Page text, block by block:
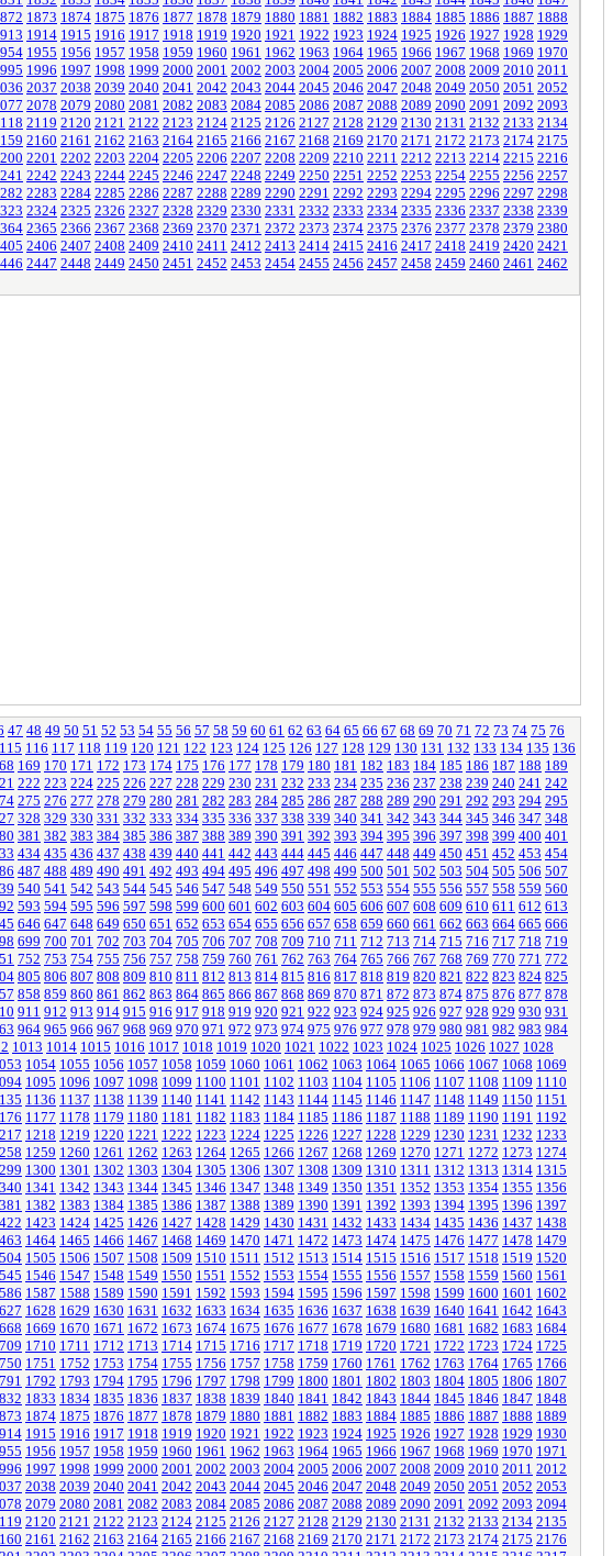
1873 1874 1875 1876 1877 1878 1879 1880 1881 1882 1883 1884 1885 1886 1887 1888
1914 1915 1916 1917 1918 1919 1920 1921 1922 1923 1924 1925 1926 1927 1928 1929
1955 1956 1957 1958 1959 1960 1961 1962 1963 1964 1965 1966 1967 1968 1969 1970
1996 1997 1998 1999 2000 2001 2002 2003 2004 2005 2006 2007 2008 2009 2010 2011
2037 2038 2039 2040 2041 2042 2043 2044 2045 2046 2047 2048 2049 2050 2051 2052
2078 2079 2080 2081 2082 2083 2084 2085 2086 2087 2088 2089 2090 2091 2092 2093
2119 2120 2121 2122 2123 2124 2125 2126 2127 2128 2129 2130 2131 2132 2133 2134
2160 2161 2162 2163 2164 2165 2166 2167 2168 2169 2170 2171 2172 2173 2174 2175
2201 2202 2203 2204 2205 2206 2207 2208 2209 2210 2211 2212 2213 2214 2215 2216
2242 2243 2244 2245 2246 2247 2248 2249 2250 2251 2252 2253 2254 2255 2256 2257
2283 2284 2285 2286 2287 2288 2289 2290 2291 2292 2293 2294 2295 2296 2297 2298
2324 2325 2326 2327 2328 2329 2330 2331 2332 2333 2334 2335 2336 2337 2338 2339
2365 2366 2367 2368 2369 2370 2371 2372 2373 2374 2375 2376 2377 2378 2379 2380
2406 2407 2408 2409 2410 2411 2412 2413 2414 2415 2416 2417 2418 2419 2420 2421
2447 2448 2449 2450 2451 2452 2453 2454 2455 2456 2457 2458 2459 2460 2461 2462
47 48 49 50 51 52 53 54 55 56 57 58 59 60 61 62 63 64 65 66 67 68 69 70 71 72 73 74 75 76
115 116 117 118 119 120 121 122 123 124 125 126 127 128 129 130 131 132 133 134 135 136
169 170 171 172 173 174 175 176 177 178 179 180 181 182 183 184 185 186 187 188 189
222 223 224 225 226 227 228 229 230 231 232 233 234 235 236 237 238 239 240 241 242
275 276 277 278 279 280 281 282 283 284 285 286 287 288 289 290 291 292 293 294 295
328 329 330 331 332 333 334 335 336 337 338 339 340 341 342 343 344 345 346 347 348
381 382 383 384 385 386 387 388 389 390 391 392 393 394 395 396 397 398 399 400 401
434 435 436 437 438 439 440 441 442 443 444 445 446 447 448 449 450 451 452 453 454
487 488 489 490 491 492 493 494 495 496 497 498 499 500 501 502 503 504 505 506 507
540 541 542 543 544 545 546 547 548 549 550 551 552 553 554 555 556 557 558 559 560
593 594 595 596 597 598 599 600 601 602 603 604 605 606 607 608 609 610 611 612 613
646 647 648 649 650 651 652 653 654 655 656 657 658 659 660 661 662 663 664 665 666
699 700 701 702 703 704 705 706 707 708 709 710 711 712 713 714 715 716 717 718 719
752 753 754 755 756 757 758 759 760 761 762 763 764 765 766 767 768 769 770 771 772
805 806 807 808 809 810 811 812 813 814 815 816 817 818 819 820 821 822 823 824 825
858 859 860 861 862 863 864 865 866 867 868 869 870 871 872 873 874 875 876 877 878
911 912 913 914 915 916 917 918 919 920 921 922 923 924 925 926 927 928 929 930 931
964 965 966 967 968 969 970 971 972 973 974 975 976 977 978 979 980 981 982 983 984
1013 1014 1015 1016 1017 1018 1019 1020 1021 1022 1023 1024 1025 1026 1027 1028
1054 1055 1056 1057 1058 1059 1060 1061 1062 1063 1064 1065 1066 1067 1068 1069
1095 1096 1097 1098 1099 1100 1101 1102 1103 1104 1105 1106 1107 1108 1109 1110
1136 1137 1138 1139 1140 1141 1142 1143 1144 1145 1146 1147 1148 1149 1150 1151
1177 1178 1179 1180 1181 1182 1183 1184 1185 1186 1187 1188 1189 1190 1191 1192
1218 1219 1220 1221 1222 1223 1224 1225 1226 1227 1228 1229 1230 1231 1232 1233
1259 1260 1261 1262 1263 1264 1265 1266 1267 1268 1269 1270 1271 1272 1273 1274
1300 1301 1302 1303 1304 1305 1306 1307 1308 1309 1310 1311 1312 1313 1314 1315
1341 1342 1343 1344 1345 1346 1347 1348 1349 1350 1351 1352 1353 1354 1355 1356
1382 1383 1384 1385 1386 1387 1388 1389 1390 1391 1392 1393 1394 1395 1396 1397
1423 1424 1425 1426 1427 1428 1429 1430 1431 1432 1433 1434 1435 1436 1437 1438
1464 1465 1466 1467 1468 1469 1470 1471 1472 1473 1474 1475 1476 1477 1478 1479
1505 1506 1507 1508 1509 1510 1511 1512 1513 1514 1515 1516 1517 1518 1519 1520
1546 1547 1548 1549 1550 1551 1552 1553 1554 1555 1556 1557 1558 1559 1560 1561
1587 1588 1589 1590 1591 1592 1593 1594 1595 1596 1597 1598 1599 1600 1601 1602
1628 1629 1630 1631 1632 1633 1634 1635 1636 1637 1638 1639 1640 1641 1642 1643
1669 1670 1671 1672 1673 1674 1675 1676 1677 1678 1679 1680 1681 1682 1683 1684
1710 1711 1712 1713 1714 1715 1716 1717 1718 1719 1720 1721 1722 1723 1724 1725
1751 1752 1753 1754 1755 1756 1757 1758 1759 1760 1761 1762 1763 1764 1765 1766
1792 1793 1794 1795 1796 1797 1798 1799 1800 1801 1802 1803 1804 1805 1806 1807
1833 1834 1835 1836 1837 1838 1839 1840 1841 1842 1843 1844 1845 1846 1847 1848
1874 1875 1876 1877 1878 1879 1880 1881 1882 1883 1884 1885 1886 1887 1888 1889
1915 1916 1917 1918 1919 1920 1921 1922 1923 1924 1925 1926 1927 1928 1929 1930
1956 1957 1958 1959 1960 1961 1962 1963 1964 1965 1966 1967 1968 1969 1970 1971
1997 1998 1999 2000 2001 2002 2003 2004 2005 2006 2007 2008 2009 2010 2011 2012
2038 2039 2040 2041 2042 2043 2044 2045 2046 2047 2048 2049 2050 2051 2052 2053
2079 2080 2081 2082 2083 2084 2085 2086 2087 2088 2089 2090 2091 2092 2093 2094
2120 2121 2122 2123 2124 2125 2126 2127 2128 2129 2130 2131 2132 2133 2134 2135
2161 2162 2163 2164 2165 2166 2167 2168 2169 2170 2171 2172 2173 2174 2175 2176